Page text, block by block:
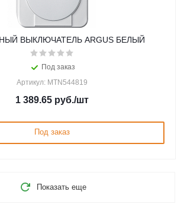
ВЫКЛЮЧАТЕЛЬ ARGUS БЕЛЫЙ
Под заказ
Артикул: MTN544819
1 389.65 руб./шт
Под заказ
Показать еще